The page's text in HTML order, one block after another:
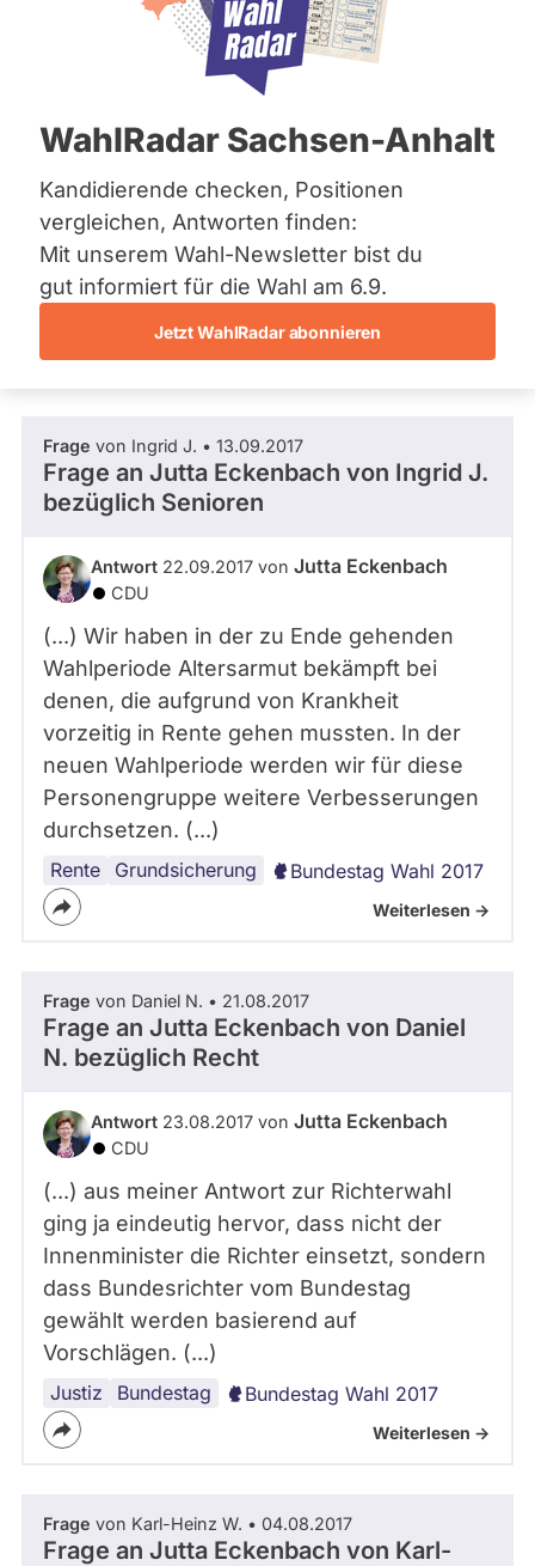
Bremen
Hamburg
Mecklenburg-Vorpommern
Nordrhein-Westfalen
Saarland
Sachsen
Sachsen-Anhalt
Sachsen-Anhalt
Schleswig-Holstein
Thüringen
Archiv
Spenden
WahlRadar Sachsen-Anhalt
Kandidierende checken, Positionen
vergleichen, Antworten finden:
Mit unserem Wahl-Newsletter bist du
gut informiert für die Wahl am 6.9.
Jetzt WahlRadar abonnieren
CDU
Diese Politikerin hat kein aktuelles und kein
zukünftiges Mandat und keine
Direktandidatur auf Landes-, Bundes- oder
Wahlliste werden bei uns nicht erfasst.
Die Fragefunktion ist für diese Person
derzeit nicht aktiv.
Politiker:innen
aktiven
oder
Mandaten
können
abgeordnetenwatch
befragt
werden.
Fragen und Antworten
Frage von Ingrid J. • 13.09.2017
Frage an Jutta Eckenbach von Ingrid J.
bezüglich Senioren
Antwort 22.09.2017 von Jutta Eckenbach
CDU
(...) Wir haben in der zu Ende gehenden
Wahlperiode Altersarmut bekämpft bei
denen, die aufgrund von Krankheit
vorzeitig in Rente gehen mussten. In der
neuen Wahlperiode werden wir für diese
Personengruppe weitere Verbesserungen
durchsetzen. (...)
Rente Grundsicherung
Existenzminimum
Altersarmut Bundestag Wahl 2017
Weiterlesen ->
Frage von Daniel N. • 21.08.2017
Frage an Jutta Eckenbach von Daniel
N. bezüglich Recht
Antwort 23.08.2017 von Jutta Eckenbach
CDU
(...) aus meiner Antwort zur Richterwahl
ging ja eindeutig hervor, dass nicht der
Innenminister die Richter einsetzt, sondern
dass Bundesrichter vom Bundestag
gewählt werden basierend auf
Vorschlägen. (...)
Justiz Bundestag
Wahl
Richter:in Bundestag Wahl 2017
Weiterlesen ->
Frage von Karl-Heinz W. • 04.08.2017
Frage an Jutta Eckenbach von Karl-